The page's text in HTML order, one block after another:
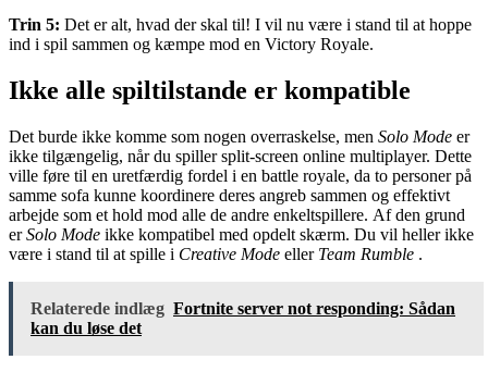
Trin 5: Det er alt, hvad der skal til! I vil nu være i stand til at hoppe
ind i spil sammen og kæmpe mod en Victory Royale.
Ikke alle spiltilstande er kompatible
Det burde ikke komme som nogen overraskelse, men Solo Mode er
ikke tilgængelig, når du spiller split-screen online multiplayer. Dette
ville føre til en uretfærdig fordel i en battle royale, da to personer på
samme sofa kunne koordinere deres angreb sammen og effektivt
arbejde som et hold mod alle de andre enkeltspillere. Af den grund
erSolo Mode ikke kompatibel med opdelt skærm. Du vil heller ikke
være i stand til at spille i Creative Mode eller Team Rumble .
Relaterede indlæg Fortnite server not responding: Sådan
kan du løse det